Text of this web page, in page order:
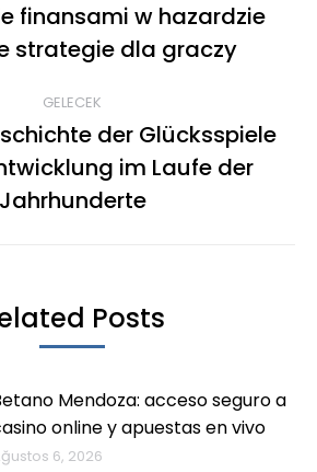
finansami w hazardzie
strategie dla graczy
GELECEK
der Glücksspiele
im Laufe der
Jahrhunderte
Posts
Mendoza: acceso seguro a
online y apuestas en vivo
6, 2026